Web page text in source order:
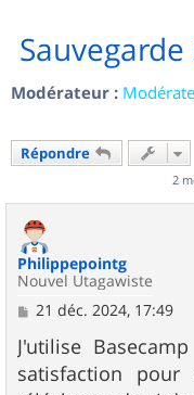
Sauvegarde
Modérateur :
Répondre
2
Philippepointg
Nouvel Utagawiste
M
s
s
a
21 déc. 2024, 17:49
J'utilise
satisfaction